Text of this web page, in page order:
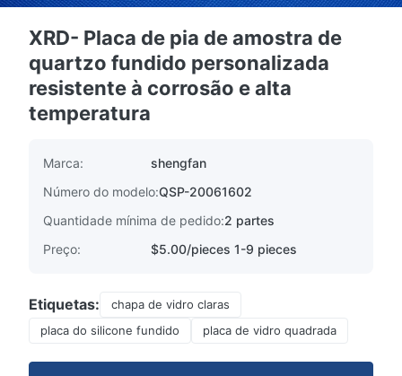
XRD- Placa de pia de amostra de
quartzo fundido personalizada
resistente à corrosão e alta
temperatura
Marca:
shengfan
Número do modelo:QSP-20061602
Quantidade mínima de pedido:2 partes
Preço:
$5.00/pieces 1-9 pieces
Etiquetas:
chapa de vidro claras
placa do silicone fundido
placa de vidro quadrada